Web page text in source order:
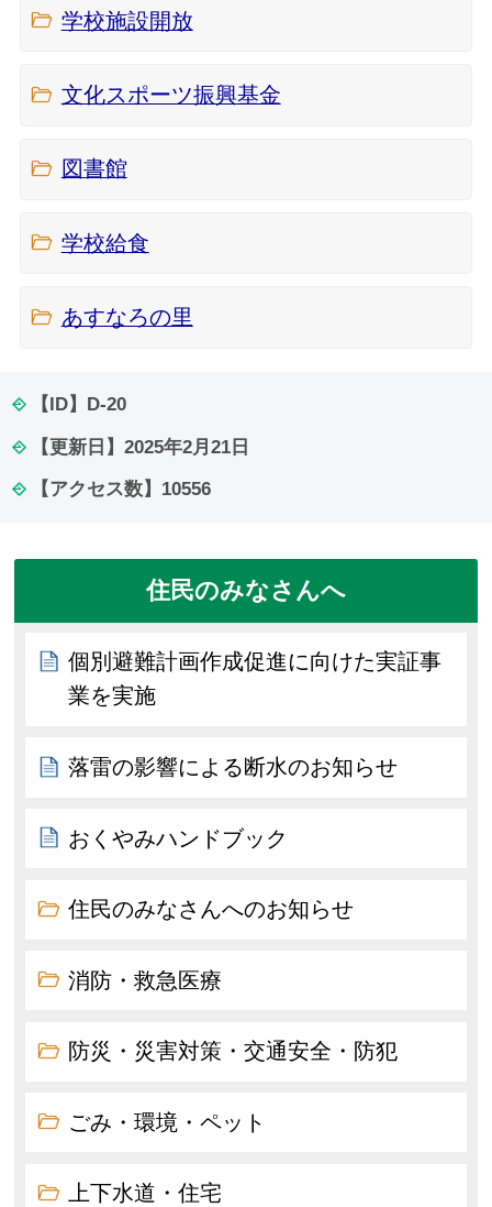
学校施設開放
文化スポーツ振興基金
図書館
学校給食
あすなろの里
【ID】 D-20
【更新日】 2025年2月21日
【アクセス数】 10556
住民のみなさんへ
個別避難計画作成促進に向けた実証事
業を実施
落雷の影響による断水のお知らせ
おくやみハンドブック
住民のみなさんへのお知らせ
消防・救急医療
防災・災害対策・交通安全・防犯
ごみ・環境・ペット
上下水道・住宅